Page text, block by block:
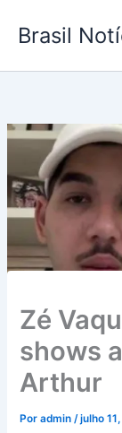
para
conteúdo
Brasil
Zé
shows
Arthur
Poradmin/julho